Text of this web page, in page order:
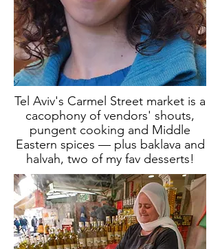
Tel Aviv's Carmel Street market is a
cacophony of vendors' shouts,
pungent cooking and Middle
Eastern spices — plus baklava and
halvah, two of my fav desserts!